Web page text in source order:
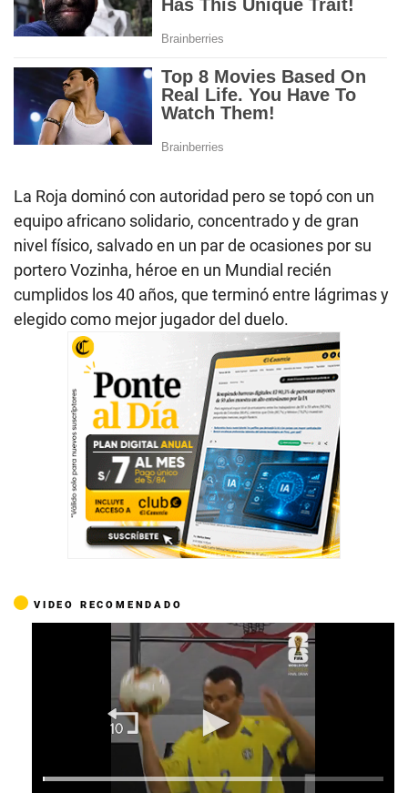
La Roja dominó con autoridad pero se topó con un
equipo africano solidario, concentrado y de gran
nivel físico, salvado en un par de ocasiones por su
portero Vozinha, héroe en un Mundial recién
cumplidos los 40 años, que terminó entre lágrimas y
elegido como mejor jugador del duelo.
VIDEO RECOMENDADO